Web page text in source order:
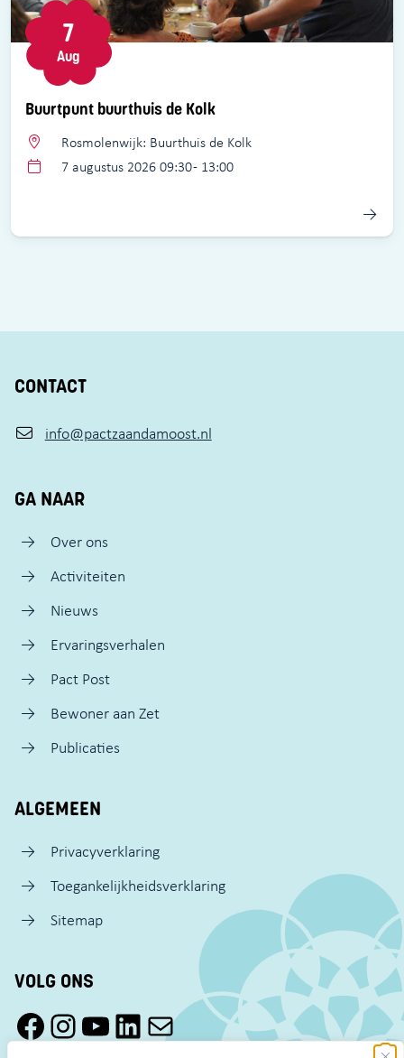
Buurtpunt buurthuis de Kolk
7
Aug
Rosmolenwijk: Buurthuis de Kolk
7 augustus 2026 09:30 - 13:00
CONTACT
info@pactzaandamoost.nl
GA NAAR
Over ons
Activiteiten
Nieuws
Ervaringsverhalen
Pact Post
Bewoner aan Zet
Publicaties
ALGEMEEN
Privacyverklaring
Toegankelijkheidsverklaring
Sitemap
VOLG ONS
Facebook Pact Zaandam OostInstagram Pact Zaandam OostYouTube Pact Zaandam OostLinkedIn
Mail